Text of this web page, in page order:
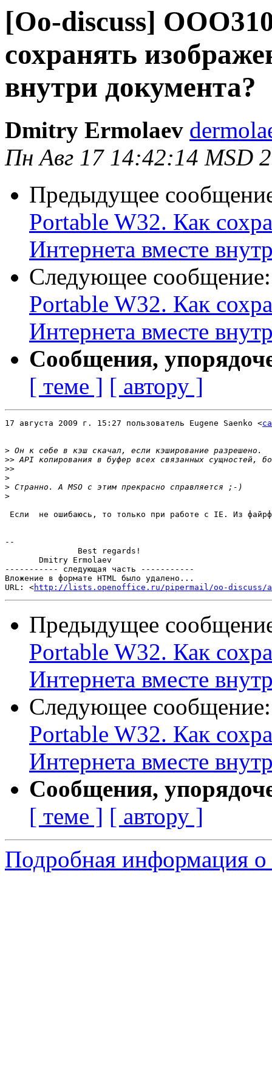
[Oo-discuss]
сохранять
внутри документа?
Dmitry Ermolaev
Пн Авг 17 14:42:14 MSD
Предыдущее
Portable W32. Как
Интернета вместе
Следующее
Portable W32. Как
Интернета вместе
Сообщения,
[ теме ] [ автору ]
17 августа 2009 г. 15:27 пользователь Eugene Saenko <
>
>>
>>
>
>
>
Если  не ошибаюсь, то только при работе с IE. Из
--
               Best regards!
       Dmitry Ermolaev
----------- следующая часть -----------
Вложение в формате HTML было удалено...
URL: <http://lists.openoffice.ru/pipermail/oo-discuss/
Предыдущее
Portable W32. Как
Интернета вместе
Следующее
Portable W32. Как
Интернета вместе
Сообщения,
[ теме ] [ автору ]
Подробная информация о